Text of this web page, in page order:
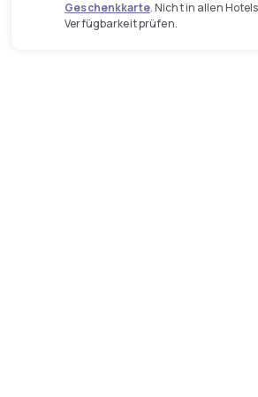
Geschenkkarte. Nicht in allen
Verfügbarkeit prüfen.